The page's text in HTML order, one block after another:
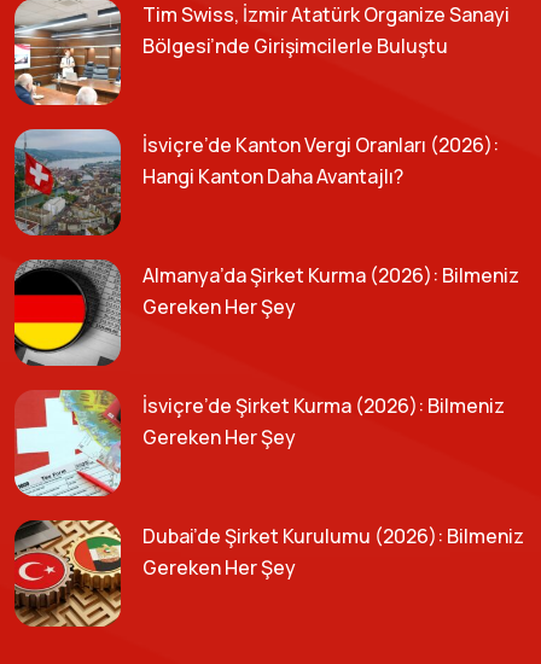
Tim Swiss, İzmir Atatürk Organize Sanayi
Bölgesi’nde Girişimcilerle Buluştu
İsviçre’de Kanton Vergi Oranları (2026):
Hangi Kanton Daha Avantajlı?
Almanya’da Şirket Kurma (2026): Bilmeniz
Gereken Her Şey
İsviçre’de Şirket Kurma (2026): Bilmeniz
Gereken Her Şey
Dubai’de Şirket Kurulumu (2026): Bilmeniz
Gereken Her Şey